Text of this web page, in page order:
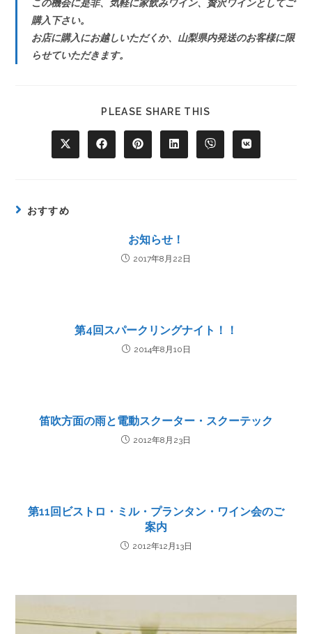
この機会に是非、気軽に家飲みワイン、贅沢ワインとしてご
購入下さい。
お店に購入にお越しいただくか、山梨県内発送のお客様に限
らせていただきます。
PLEASE SHARE THIS
おすすめ
お知らせ！
2017年8月22日
第4回スパークリングナイト！！
2014年8月10日
笛吹方面の雨と電動スクーター・スクーテック
2012年8月23日
第11回ビストロ・ミル・プランタン・ワイン会のご
案内
2012年12月13日